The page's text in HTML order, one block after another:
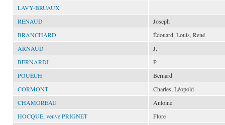
LAVY-BRUAUX
RENAUD
Joseph
BRANCHARD
Édouard, Louis, René
ARNAUD
J.
BERNARDI
P.
POUËCH
Bernard
CORMONT
Charles, Léopold
CHAMOREAU
Antoine
HOCQUE, veuve PRIGNET
Flore